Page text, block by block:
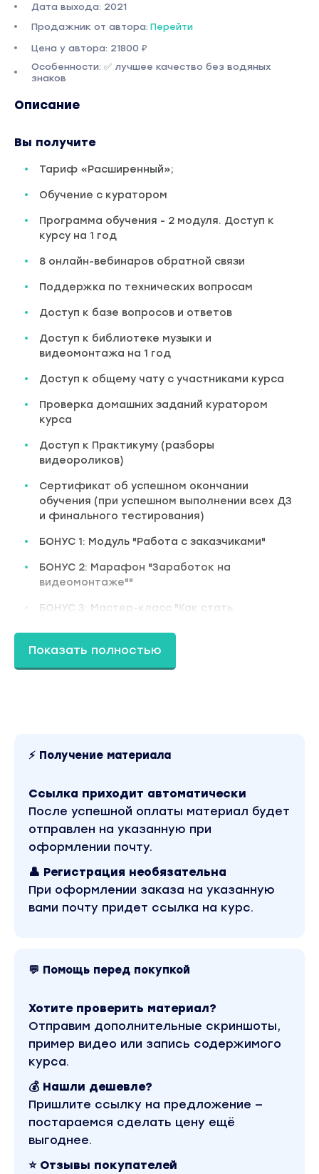
Дата выхода: 2021
Продажник от автора: Перейти
Цена у автора: 21800 ₽
Особенности: ✅ лучшее качество без водяных
знаков
Описание
Вы получите
Тариф «Расширенный»;
Обучение с куратором
Программа обучения - 2 модуля. Доступ к
курсу на 1 год
8 онлайн-вебинаров обратной связи
Поддержка по технических вопросам
Доступ к базе вопросов и ответов
Доступ к библиотеке музыки и
видеомонтажа на 1 год
Доступ к общему чату с участниками курса
Проверка домашних заданий куратором
курса
Доступ к Практикуму (разборы
видеороликов)
Сертификат об успешном окончании
обучения (при успешном выполнении всех ДЗ
и финального тестирования)
БОНУС 1: Модуль "Работа с заказчиками"
БОНУС 2: Марафон "Заработок на
видеомонтаже""
БОНУС 3: Мастер-класс "Как стать
Для кого
- Не готовы уйти с работы, но хотите
- Вам не нравится ваша работа;
- Вы любите видео и можете часами
монтировать и получать кайф от этого.
Вы узнаете
- Как начать зарабатывать из любой точки
мира от 30 000 рублей ежемесячно, уже
обеспечить себе прибавку к зарплате;
меньше, чем в офисе. Имея при этом гибкий
график и свободное время;
- Как монетизировать свое хобби;
- Как зарабатывать и получать удовольствие
от работы.
Вы научитесь создавать 12 типов
видеороликов программе After Effects и
Vegas Pro. Вы сможете создавать
рекламные видео, оформлять отснятый
Показать полностью
⚡ Получение материала
Ссылка приходит автоматически
После успешной оплаты материал будет
отправлен на указанную при
оформлении почту.
👤 Регистрация необязательна
При оформлении заказа на указанную
вами почту придет ссылка на курс.
💬 Помощь перед покупкой
Хотите проверить материал?
Отправим дополнительные скриншоты,
пример видео или запись содержимого
курса.
💰 Нашли дешевле?
Пришлите ссылку на предложение —
постараемся сделать цену ещё
выгоднее.
⭐ Отзывы покупателей